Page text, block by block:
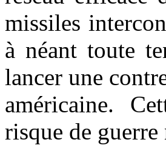
missiles
à néant toute
lancer une
américaine.
risque de